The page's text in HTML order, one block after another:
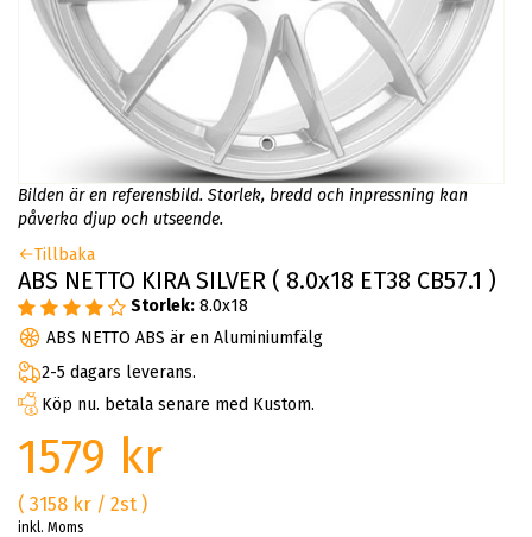
Bilden är en referensbild. Storlek, bredd och inpressning kan
påverka djup och utseende.
Tillbaka
ABS NETTO KIRA SILVER ( 8.0x18 ET38 CB57.1 )
Storlek: 8.0x18
ABS NETTO ABS är en Aluminiumfälg
2-5 dagars leverans.
Köp nu. betala senare med Kustom.
1579 kr
( 3158 kr / 2st )
inkl. Moms